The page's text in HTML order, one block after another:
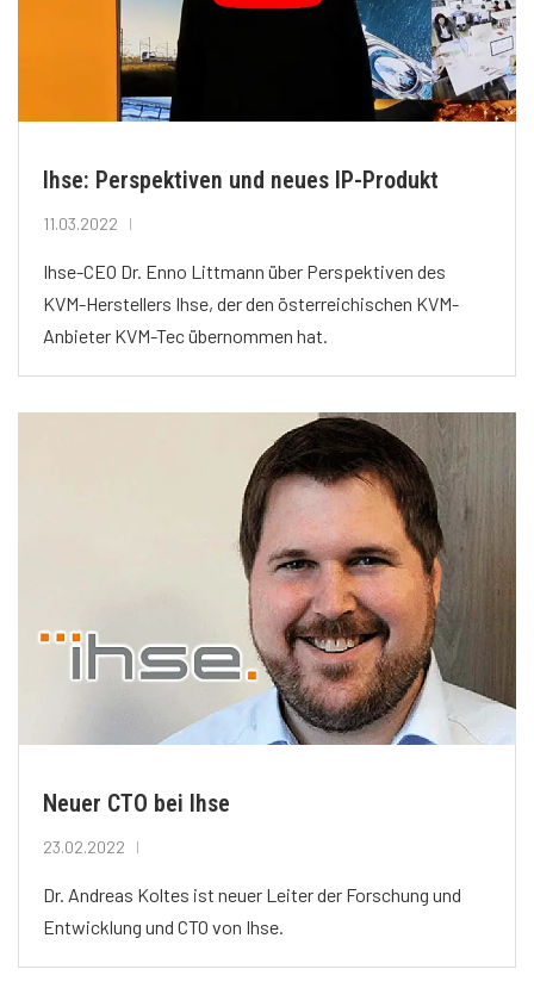
Ihse: Perspektiven und neues IP-Produkt
11.03.2022
Ihse-CEO Dr. Enno Littmann über Perspektiven des
KVM-Herstellers Ihse, der den österreichischen KVM-
Anbieter KVM-Tec übernommen hat.
Neuer CTO bei Ihse
23.02.2022
Dr. Andreas Koltes ist neuer Leiter der Forschung und
Entwicklung und CTO von Ihse.